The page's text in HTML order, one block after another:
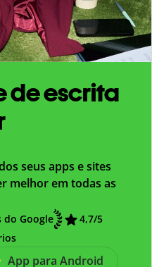
de escrita
seus apps e sites
melhor em todas as
do Google 4,7/5
App para Android